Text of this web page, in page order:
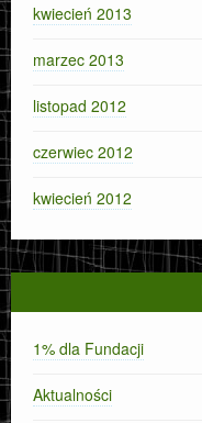
kwiecień 2013
marzec 2013
listopad 2012
czerwiec 2012
kwiecień 2012
1% dla Fundacji
Aktualności